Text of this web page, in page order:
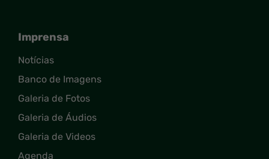
Seção do Rodapé e Contato
Imprensa
Notícias
Banco de Imagens
Galeria de Fotos
Galeria de Áudios
Galeria de Videos
Agenda